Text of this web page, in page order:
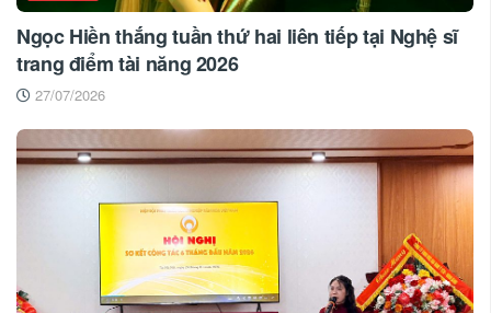
Ngọc Hiền thắng tuần thứ hai liên tiếp tại Nghệ sĩ
trang điểm tài năng 2026
27/07/2026